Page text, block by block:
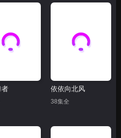
者 依依向北风
38集全